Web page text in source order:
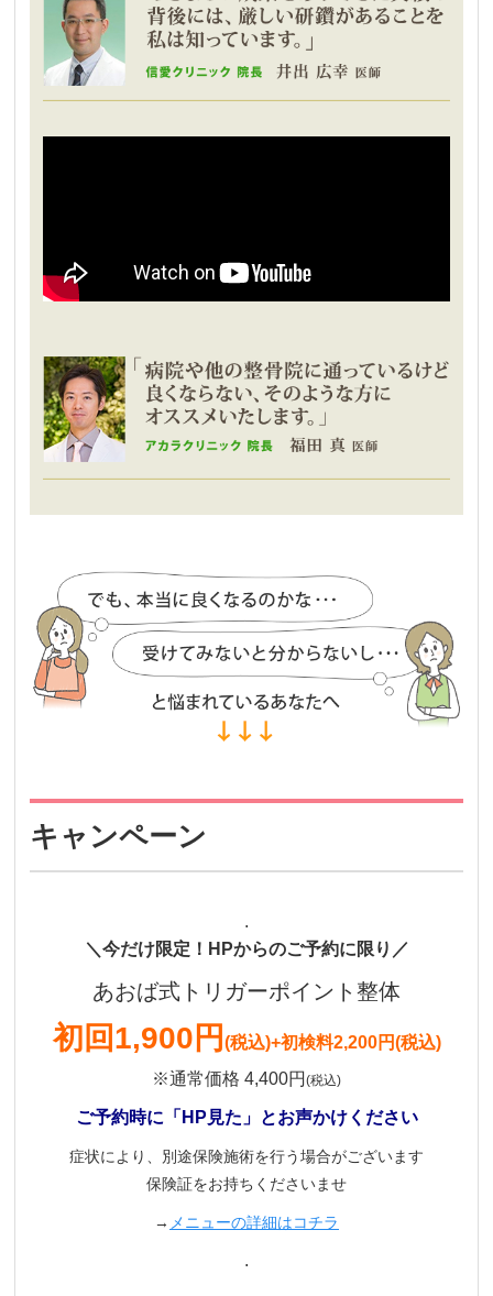
キャンペーン
.
＼今だけ限定！HPからのご予約に限り／
あおば式トリガーポイント整体
初回1,900円 (税込)+初検料2,200円(税込)
※通常価格 4,400円 (税込)
ご予約時に「HP見た」とお声かけください
症状により、別途保険施術を行う場合がございます
保険証をお持ちくださいませ
→ メニューの詳細はコチラ
.